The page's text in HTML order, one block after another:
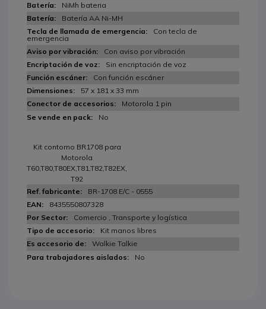
NiMh bateria
Batería AA Ni-MH
Con tecla de
emergencia
Con aviso por vibración
Sin encriptación de voz
Con función escáner
57 x 181 x 33 mm
Motorola 1 pin
No
Kit contorno BR1708 para
Motorola
T60,T80,T80EX,T81,T82,T82EX,
T92
BR-1708 E/C - 0555
8435550807328
Comercio , Transporte y logística
Kit manos libres
Walkie Talkie
No